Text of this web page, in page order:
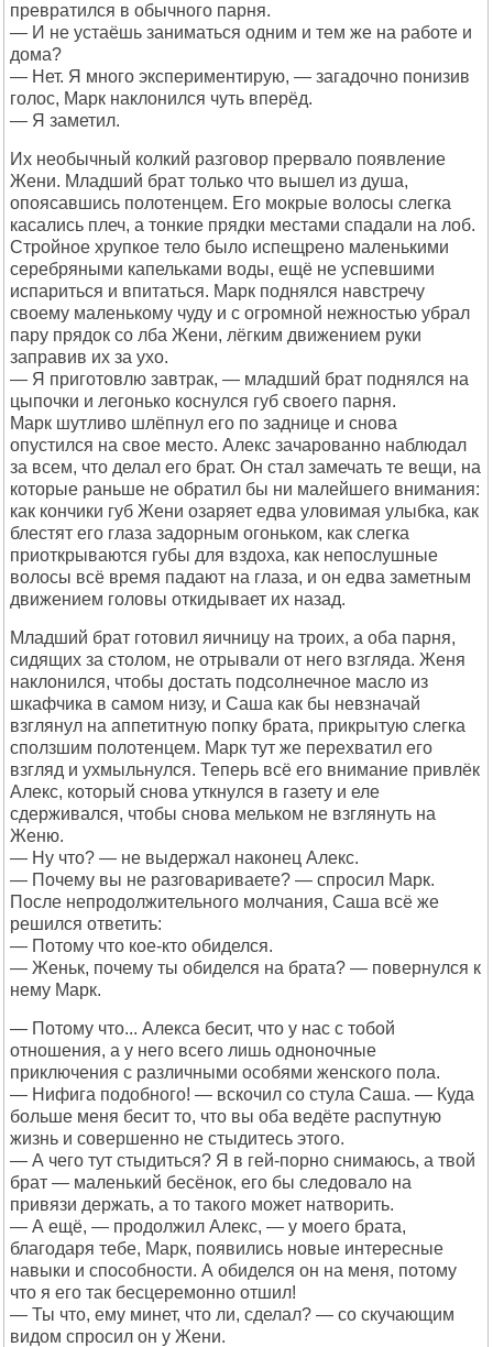
превратился в обычного парня.
— И не устаёшь заниматься одним и тем же на работе и
дома?
— Нет. Я много экспериментирую, — загадочно понизив
голос, Марк наклонился чуть вперёд.
— Я заметил.
Их необычный колкий разговор прервало появление
Жени. Младший брат только что вышел из душа,
опоясавшись полотенцем. Его мокрые волосы слегка
касались плеч, а тонкие прядки местами спадали на лоб.
Стройное хрупкое тело было испещрено маленькими
серебряными капельками воды, ещё не успевшими
испариться и впитаться. Марк поднялся навстречу
своему маленькому чуду и с огромной нежностью убрал
пару прядок со лба Жени, лёгким движением руки
заправив их за ухо.
— Я приготовлю завтрак, — младший брат поднялся на
цыпочки и легонько коснулся губ своего парня.
Марк шутливо шлёпнул его по заднице и снова
опустился на свое место. Алекс зачарованно наблюдал
за всем, что делал его брат. Он стал замечать те вещи, на
которые раньше не обратил бы ни малейшего внимания:
как кончики губ Жени озаряет едва уловимая улыбка, как
блестят его глаза задорным огоньком, как слегка
приоткрываются губы для вздоха, как непослушные
волосы всё время падают на глаза, и он едва заметным
движением головы откидывает их назад.
Младший брат готовил яичницу на троих, а оба парня,
сидящих за столом, не отрывали от него взгляда. Женя
наклонился, чтобы достать подсолнечное масло из
шкафчика в самом низу, и Саша как бы невзначай
взглянул на аппетитную попку брата, прикрытую слегка
сползшим полотенцем. Марк тут же перехватил его
взгляд и ухмыльнулся. Теперь всё его внимание привлёк
Алекс, который снова уткнулся в газету и еле
сдерживался, чтобы снова мельком не взглянуть на
Женю.
— Ну что? — не выдержал наконец Алекс.
— Почему вы не разговариваете? — спросил Марк.
После непродолжительного молчания, Саша всё же
решился ответить:
— Потому что кое-кто обиделся.
— Женьк, почему ты обиделся на брата? — повернулся к
нему Марк.
— Потому что... Алекса бесит, что у нас с тобой
отношения, а у него всего лишь одноночные
приключения с различными особями женского пола.
— Нифига подобного! — вскочил со стула Саша. — Куда
больше меня бесит то, что вы оба ведёте распутную
жизнь и совершенно не стыдитесь этого.
— А чего тут стыдиться? Я в гей-порно снимаюсь, а твой
брат — маленький бесёнок, его бы следовало на
привязи держать, а то такого может натворить.
— А ещё, — продолжил Алекс, — у моего брата,
благодаря тебе, Марк, появились новые интересные
навыки и способности. А обиделся он на меня, потому
что я его так бесцеремонно отшил!
— Ты что, ему минет, что ли, сделал? — со скучающим
видом спросил он у Жени.